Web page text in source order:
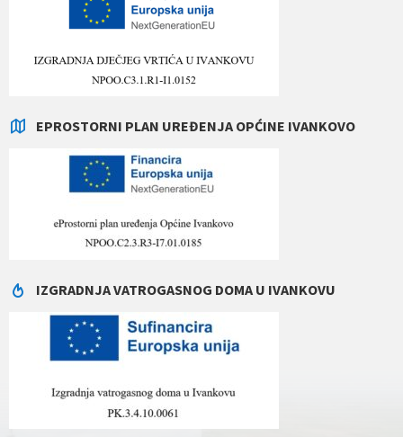
EPROSTORNI PLAN UREĐENJA OPĆINE IVANKOVO
IZGRADNJA VATROGASNOG DOMA U IVANKOVU